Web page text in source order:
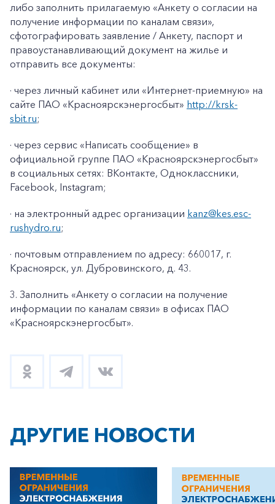
либо заполнить прилагаемую «Анкету о согласии на
получение информации по каналам связи»,
сфотографировать заявление / Анкету, паспорт и
правоустанавливающий документ на жилье и
отправить все документы:
· через личный кабинет или «Интернет-приемную» на
сайте ПАО «Красноярскэнергосбыт» http://krsk-
sbit.ru;
· через сервис «Написать сообщение» в
официальной группе ПАО «Красноярскэнергосбыт»
в социальных сетях: ВКонтакте, Одноклассники,
Facebook, Instagram;
· на электронный адрес организации kanz@kes.esc-
rushydro.ru;
· почтовым отправлением по адресу: 660017, г.
Красноярск, ул. Дубровинского, д. 43.
3. Заполнить «Анкету о согласии на получение
информации по каналам связи» в офисах ПАО
«Красноярскэнергосбыт».
ДРУГИЕ НОВОСТИ